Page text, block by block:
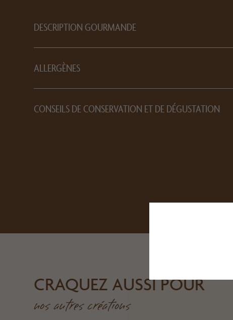
DESCRIPTION GOURMANDE
ALLERGÈNES
CONSEILS DE CONSERVATION ET DE DÉGUSTATION
CRAQUEZ AUSSI POUR
nos autres créations